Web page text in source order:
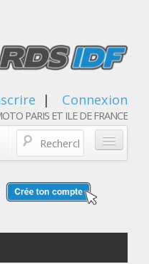
| Connexion
PARIS ET ILE DE FRANCE